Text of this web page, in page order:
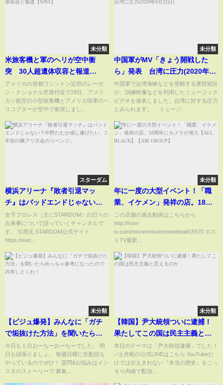
未分類
米旅客機と軍のヘリが空中衝
突 30人超遺体収容と報道
【WBS】
アメリカの首都ワシントン近郊のレーガ
ン・ナショナル空港付近で29日、アメリ
カン航空の小型旅客機とアメリカ陸軍のヘ
リコプターが空中で衝突しまし...
未分類
中国軍がMV「きょう開戦した
ら」発表 台湾に圧力(2020年9
月22日)
中国軍で台湾海峡などを管轄する東部戦区
が、訓練映像などを利用したミュージック
ビデオを発表しました。台湾に対する圧力
とみられます。 ミュージ...
スターダム
横浜アリーナ『敗者引退マッ
チ』はバッドエンドじゃない？
中野たむが成し遂げたい、2年前
の横アリ大会のリベンジ。
女子プロレス（主にSTARDOM）の日々の
出来事について語っていくチャンネルで
す。 引用元 STARDOM公式サイト
https://wwr...
未分類
年に一度の大型イベント！「職
業、イケメン」発祥の店。18周
年にカメラが潜入【ALL
BLACK】【AIR GROUP】
この店舗の過去動画はこちらから
http://host-
tv.com/movie/movieshowdetail/15570 ホス
トTV最新...
未分類
【ビジュ爆発】みんなに「ガチ
で垢抜けた方法」を聞いたらめ
っちゃ参考になったので共有し
とくわ！
今日も１日おーちーおーちーでした。 明
日も頑張りましょ。 毎週日曜に生配信も
やっているのでぜひ！ 質問&お悩みはイン
スタのストーリーで 募集...
未分類
【韓国】尹大統領ついに逮捕！
果たしてこの国は民主主義と言
えるのか
本日のテーマは「尹大統領逮捕」でした！
✅土井昭の公式LINEはこちら YouTubeだ
けでは伝えきれない『本当の歴史』をこっ
そり内緒で配信...